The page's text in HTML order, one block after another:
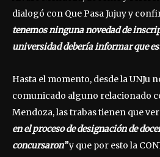
dialogó con Que Pasa Jujuy y
tenemos ninguna novedad de
universidad debería informar que
Hasta el momento, desde la UNJu
comunicado alguno relacionado
Mendoza, las trabas tienen que
en el proceso de designación de
concursaron”y que por esto la